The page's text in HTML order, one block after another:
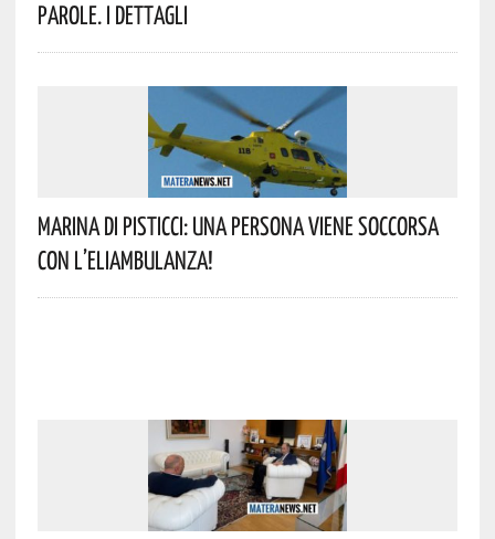
Parole. I Dettagli
Marina Di Pisticci: Una Persona Viene Soccorsa
Con L’eliambulanza!